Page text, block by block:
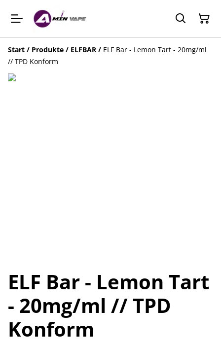
Start / Produkte / ELFBAR / ELF Bar - Lemon Tart - 20mg/ml
// TPD Konform
ELF Bar - Lemon Tart
- 20mg/ml // TPD
Konform